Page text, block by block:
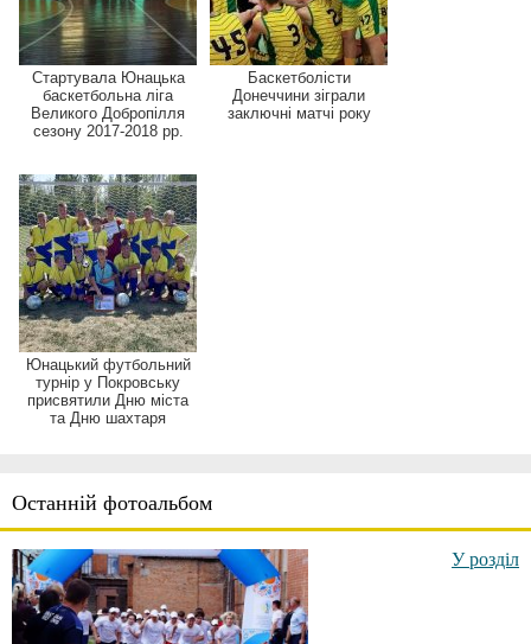
Останній фотоальбом
У розділ
Стартувала Юнацька
баскетбольна ліга
Великого Добропілля
сезону 2017-2018 рр.
Баскетболісти
Донеччини зіграли
заключні матчі року
Юнацький футбольний
турнір у Покровську
присвятили Дню міста
та Дню шахтаря